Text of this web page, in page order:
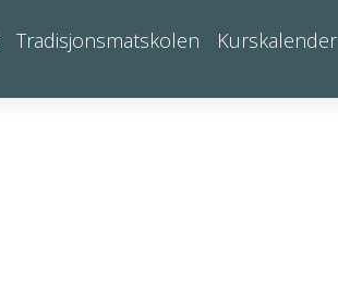
Tradisjonsmatskolen Kurskalender